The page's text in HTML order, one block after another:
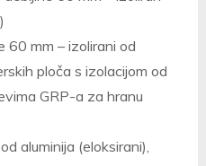
60 mm – izolirani od
ploča s izolacijom od
GRP-a za hranu
aluminija (eloksirani),